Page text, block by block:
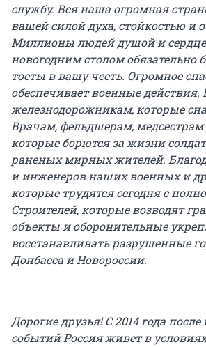
службу. Вся наша огромная
вашей силой духа, стойкостью и
Миллионы людей душой и
новогодним столом обязательно
тосты в вашу честь. Огромное
обеспечивает военные действия.
железнодорожникам, которые
Врачам, фельдшерам,
которые борются за жизни
раненых мирных жителей.
и инженеров наших военных и
которые трудятся сегодня с
Строителей, которые возводят
объекты и оборонительные
восстанавливать разрушенные
Донбасса и Новороссии.
Дорогие друзья! С 2014 года
событий Россия живет в